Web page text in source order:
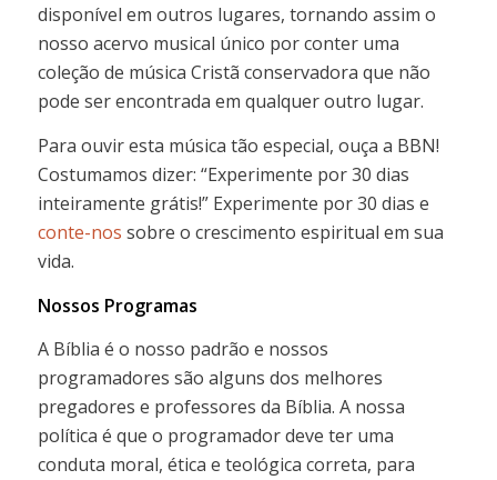
disponível em outros lugares, tornando assim o
nosso acervo musical único por conter uma
coleção de música Cristã conservadora que não
pode ser encontrada em qualquer outro lugar.
Para ouvir esta música tão especial, ouça a BBN!
Costumamos dizer: “Experimente por 30 dias
inteiramente grátis!” Experimente por 30 dias e
conte-nos sobre o crescimento espiritual em sua
vida.
Nossos Programas
A Bíblia é o nosso padrão e nossos
programadores são alguns dos melhores
pregadores e professores da Bíblia. A nossa
política é que o programador deve ter uma
conduta moral, ética e teológica correta, para